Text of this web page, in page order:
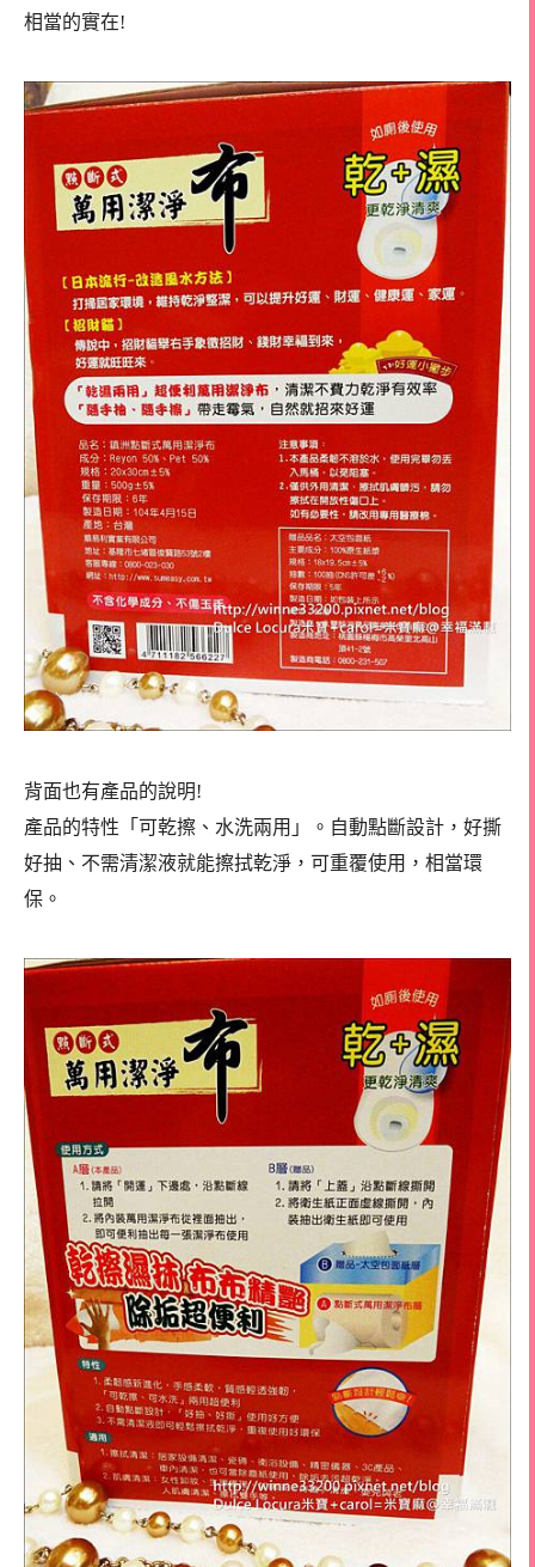
相當的實在!
背面也有產品的說明!
產品的特性「可乾擦、水洗兩用」。自動點斷設計，好撕
好抽、不需清潔液就能擦拭乾淨，可重覆使用，相當環
保。